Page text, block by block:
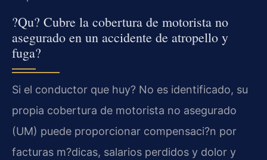
?Qu? Cubre la cobertura de motorista no
asegurado en un accidente de atropello y
fuga?
Si el conductor que huy? No es identificado, su
propia cobertura de motorista no asegurado
(UM) puede proporcionar compensaci?n por
facturas m?dicas, salarios perdidos y dolor y